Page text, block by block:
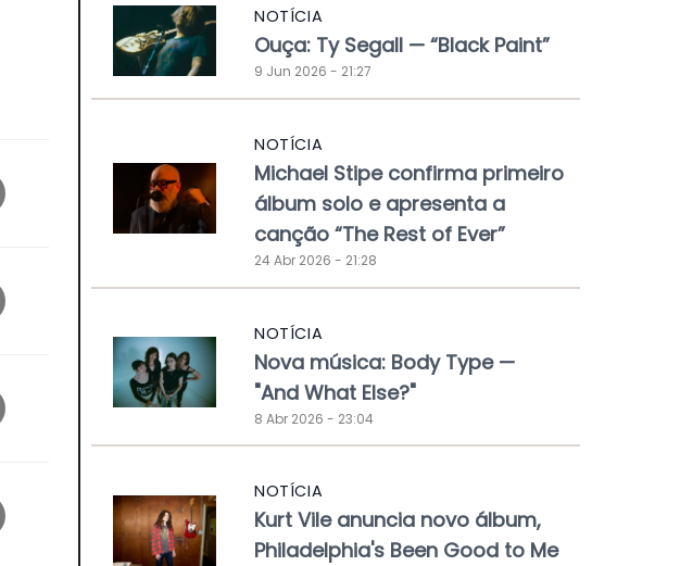
NOTÍCIA
Ouça: Ty Segall — “Black Paint”
9 Jun 2026 - 21:27
NOTÍCIA
Michael Stipe confirma primeiro
álbum solo e apresenta a
canção “The Rest of Ever”
24 Abr 2026 - 21:28
NOTÍCIA
Nova música: Body Type —
"And What Else?"
8 Abr 2026 - 23:04
NOTÍCIA
Kurt Vile anuncia novo álbum,
Philadelphia's Been Good to Me